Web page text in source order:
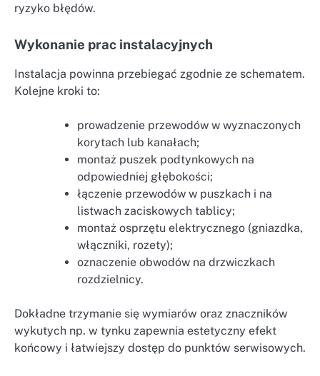
ryzyko błędów.
Wykonanie prac instalacyjnych
Instalacja powinna przebiegać zgodnie ze schematem.
Kolejne kroki to:
prowadzenie przewodów w wyznaczonych
korytach lub kanałach;
montaż puszek podtynkowych na
odpowiedniej głębokości;
łączenie przewodów w puszkach i na
listwach zaciskowych tablicy;
montaż osprzętu elektrycznego (gniazdka,
włączniki, rozety);
oznaczenie obwodów na drzwiczkach
rozdzielnicy.
Dokładne trzymanie się wymiarów oraz znaczników
wykutych np. w tynku zapewnia estetyczny efekt
końcowy i łatwiejszy dostęp do punktów serwisowych.